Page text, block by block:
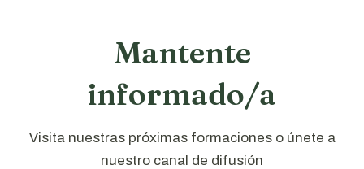
Mantente
informado/a
Visita nuestras próximas formaciones o únete a
nuestro canal de difusión